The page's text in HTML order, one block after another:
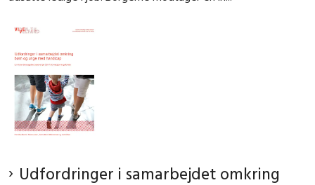
Udfordringer i samarbejdet omkring